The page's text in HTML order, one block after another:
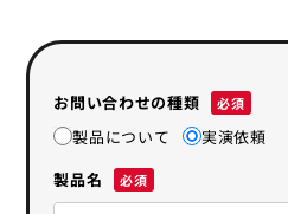
お問い合わせの種類
製品について
実演依頼
製品名